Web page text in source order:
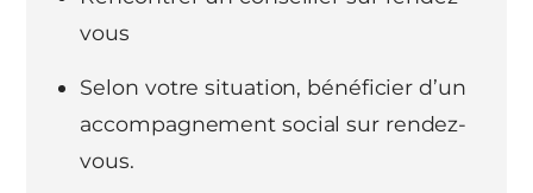
vous
Selon votre situation, bénéficier d’un
accompagnement social sur rendez-
vous.